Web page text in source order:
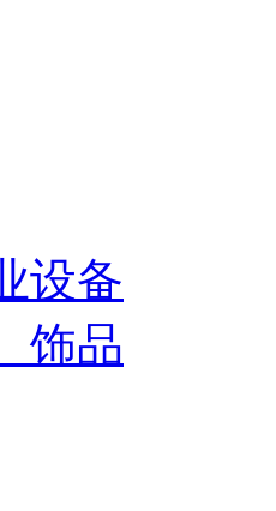
设备
饰品